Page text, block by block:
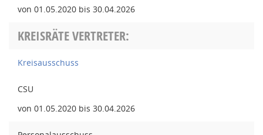
von 01.05.2020 bis 30.04.2026
KREISRÄTE VERTRETER:
Kreisausschuss
CSU
von 01.05.2020 bis 30.04.2026